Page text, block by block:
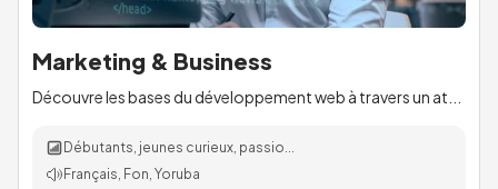
Marketing & Business
Découvre les bases du développement web à travers un at...
Débutants, jeunes curieux, passio...
Français, Fon, Yoruba